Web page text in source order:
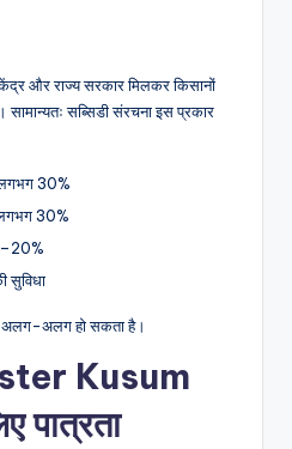
और राज्य सरकार मिलकर किसानों
सामान्यतः सब्सिडी संरचना इस प्रकार
30%
लगभग 30%
सुविधा
अलग-अलग हो सकता है।
Kusum
पात्रता